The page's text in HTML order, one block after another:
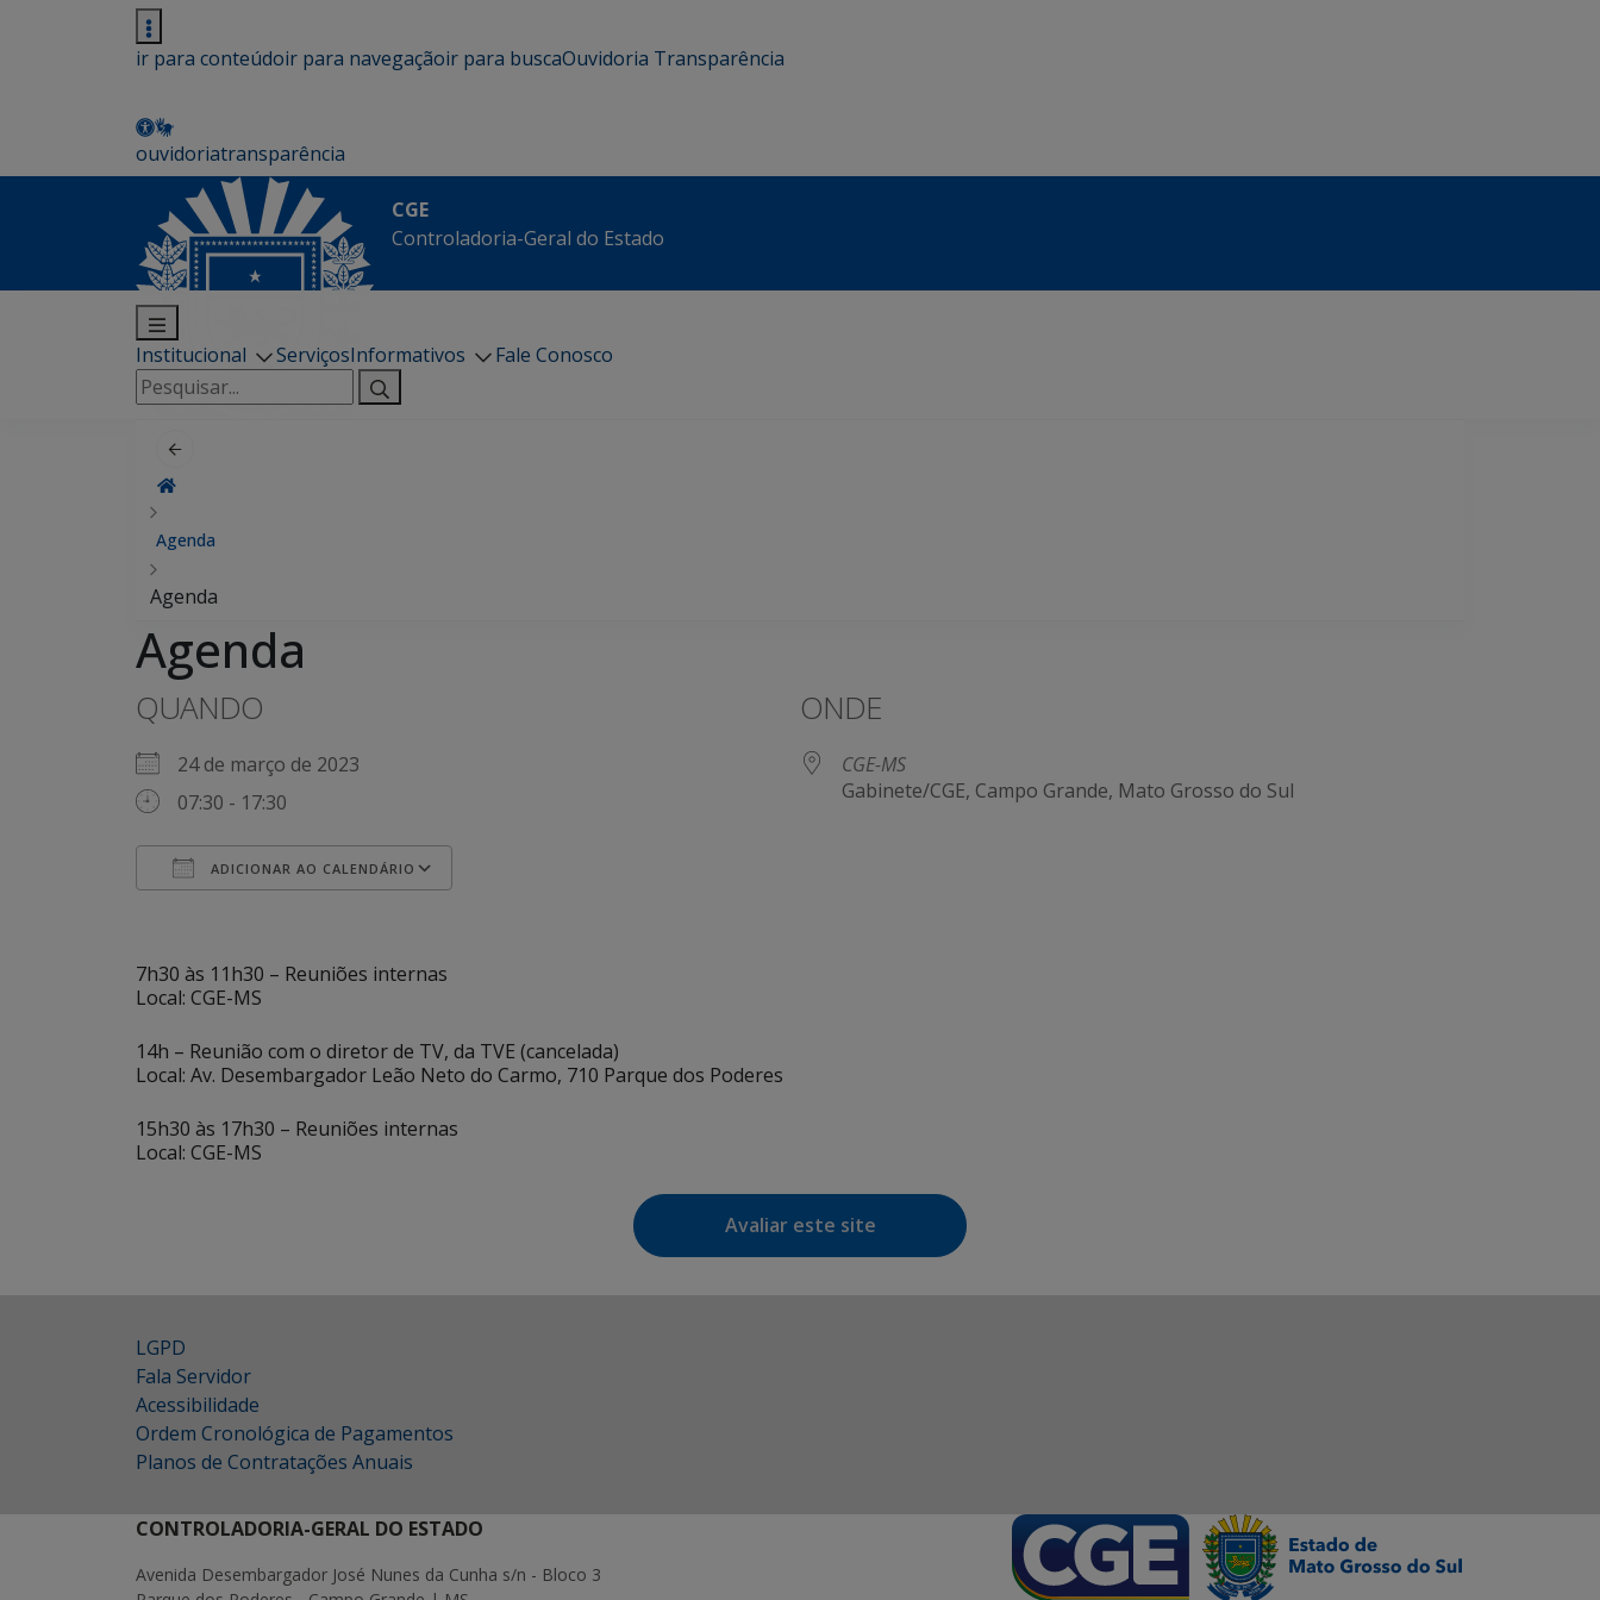
ir para conteúdoir para navegaçãoir para buscaOuvidoria Transparência
ouvidoriatransparência
CGE
Controladoria-Geral do Estado
Institucional ServiçosInformativos
Fale Conosco
Pesquisar
por:
Agenda
Agenda
Agenda
QUANDO
24 de março de 2023
07:30 - 17:30
ADICIONAR AO CALENDÁRIO
ONDE
CGE-MS
Gabinete/CGE, Campo Grande, Mato Grosso do Sul
7h30 às 11h30 – Reuniões internas
Local: CGE-MS
14h – Reunião com o diretor de TV, da TVE (cancelada)
Local: Av. Desembargador Leão Neto do Carmo, 710 Parque dos Poderes
15h30 às 17h30 – Reuniões internas
Local: CGE-MS
Avaliar este site
LGPD
Fala Servidor
Acessibilidade
Ordem Cronológica de Pagamentos
Planos de Contratações Anuais
CONTROLADORIA-GERAL DO ESTADO
Avenida Desembargador José Nunes da Cunha s/n - Bloco 3